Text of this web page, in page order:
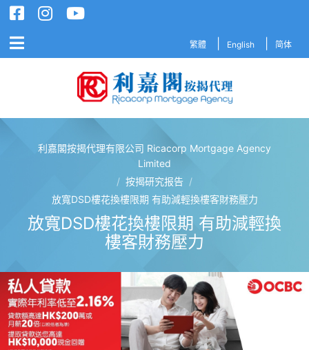
繁體 English 简体
利嘉閣按揭代理有限公司 Ricacorp Mortgage Agency
Limited
/ 按揭研究报告 /
放寬DSD樓花換樓限期 有助減輕換樓客財務壓力
放寬DSD樓花換樓限期 有助減輕換
樓客財務壓力